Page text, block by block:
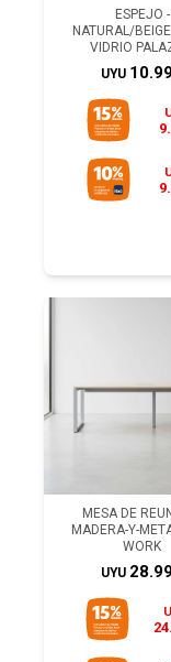
ESPEJO -
NATURAL/
VIDRIO
UYU
MESA DE
MADERA-Y-
WORK
UYU